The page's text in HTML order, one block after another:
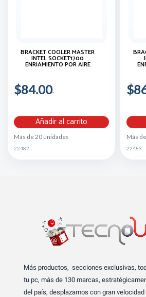
BRACKET COOLER MASTER
INTEL SOCKET1700
ENRIAMIENTO POR AIRE
$84.00
Añadir al carrito
Más de 20 unidades
22482
Más
22483
Más productos, secciones exclusivas,
tu pc, más de 130 marcas,
del país, desplazamos con gran